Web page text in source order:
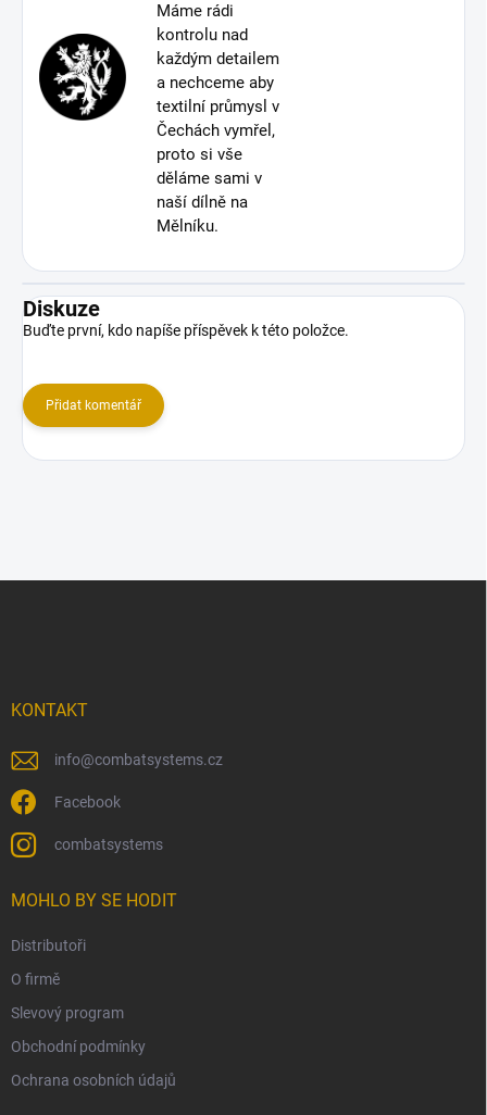
Máme rádi
kontrolu nad
každým detailem
a nechceme aby
textilní průmysl v
Čechách vymřel,
proto si vše
děláme sami v
naší dílně na
Mělníku.
Diskuze
Buďte první, kdo napíše příspěvek k této položce.
Přidat komentář
KONTAKT
info@combatsystems.cz
Facebook
combatsystems
MOHLO BY SE HODIT
Distributoři
O firmě
Slevový program
Obchodní podmínky
Ochrana osobních údajů